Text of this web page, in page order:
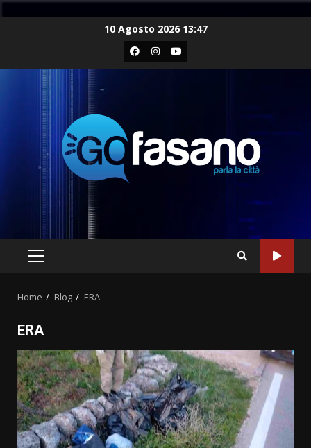
10 Agosto 2026 13:47
Facebook
Instagram
Youtube
PRIMARY
Home Blog ERA
ERA